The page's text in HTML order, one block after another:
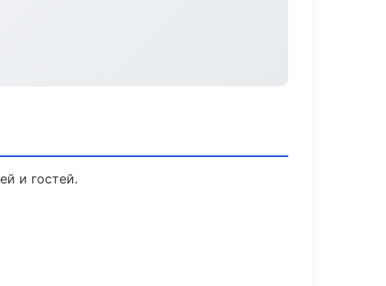
и гостей.